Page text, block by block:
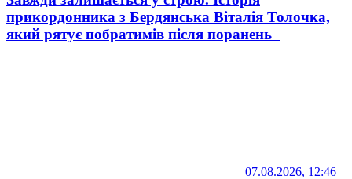
прикордонника з Бердянська Віталія Толочка,
який рятує побратимів після поранень
07.08.2026, 12:46